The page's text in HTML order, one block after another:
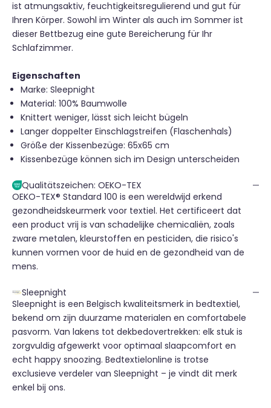
ist atmungsaktiv, feuchtigkeitsregulierend und gut für
Ihren Körper. Sowohl im Winter als auch im Sommer ist
dieser Bettbezug eine gute Bereicherung für Ihr
Schlafzimmer.
Eigenschaften
Marke: Sleepnight
Material: 100% Baumwolle
Knittert weniger, lässt sich leicht bügeln
Langer doppelter Einschlagstreifen (Flaschenhals)
Größe der Kissenbezüge: 65x65 cm
Kissenbezüge können sich im Design unterscheiden
Qualitätszeichen: OEKO-TEX
OEKO-TEX® Standard 100 is een wereldwijd erkend
gezondheidskeurmerk voor textiel. Het certificeert dat
een product vrij is van schadelijke chemicaliën, zoals
zware metalen, kleurstoffen en pesticiden, die risico's
kunnen vormen voor de huid en de gezondheid van de
mens.
Sleepnight
Sleepnight is een Belgisch kwaliteitsmerk in bedtextiel,
bekend om zijn duurzame materialen en comfortabele
pasvorm. Van lakens tot dekbedovertrekken: elk stuk is
zorgvuldig afgewerkt voor optimaal slaapcomfort en
echt happy snoozing. Bedtextielonline is trotse
exclusieve verdeler van Sleepnight – je vindt dit merk
enkel bij ons.